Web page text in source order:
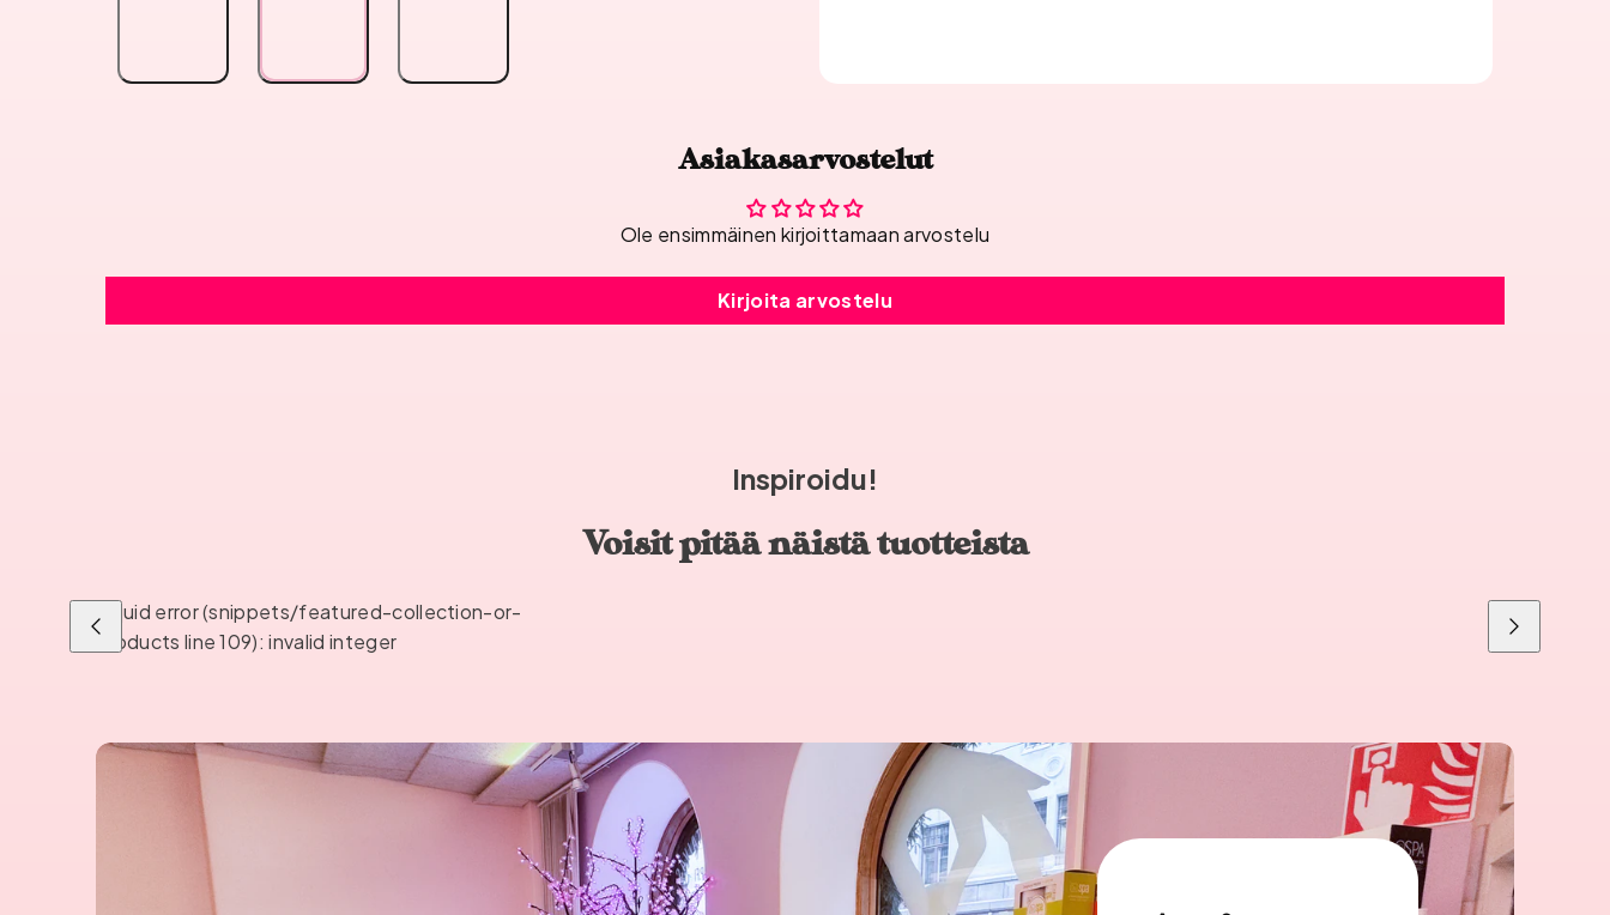
Asiakasarvostelut
Ole ensimmäinen kirjoittamaan arvostelu
Kirjoita arvostelu
Inspiroidu!
Voisit pitää näistä tuotteista
Liquid error (snippets/featured-collection-or-
products line 109): invalid integer
Liu'uta
vasemmalle
Liu'uta
oikealle